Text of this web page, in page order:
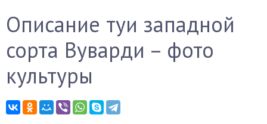
Описание туи западной
сорта Вуварди – фото
культуры